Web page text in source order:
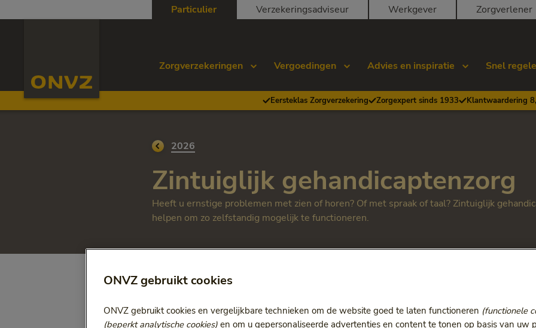
Particulier Verzekeringsadviseur Werkgever Zorgverlener
Zorgverzekeringen Vergoedingen Advies en inspiratie Snel
Eersteklas Zorgverzekering Zorgexpert sinds 1933 Klantwaardering
Ga terug naar
2026
Zintuiglijk gehandicaptenzorg
Heeft u ernstige problemen met zien of horen? Of met spraak of taal? Zintuiglijk
helpen om zo zelfstandig mogelijk te functioneren.
Selecteer jaar
Vergoeding voor:
Bij het kiezen van een optie volgt een doorgestuurde link.
ONVZ gebruikt cookies
ONVZ gebruikt cookies en vergelijkbare technieken om de website goed te laten functioneren (functionele
(beperkt analytische cookies) en om u gepersonaliseerde advertenties en content te tonen op basis van uw